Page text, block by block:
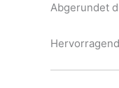
Abgerundet